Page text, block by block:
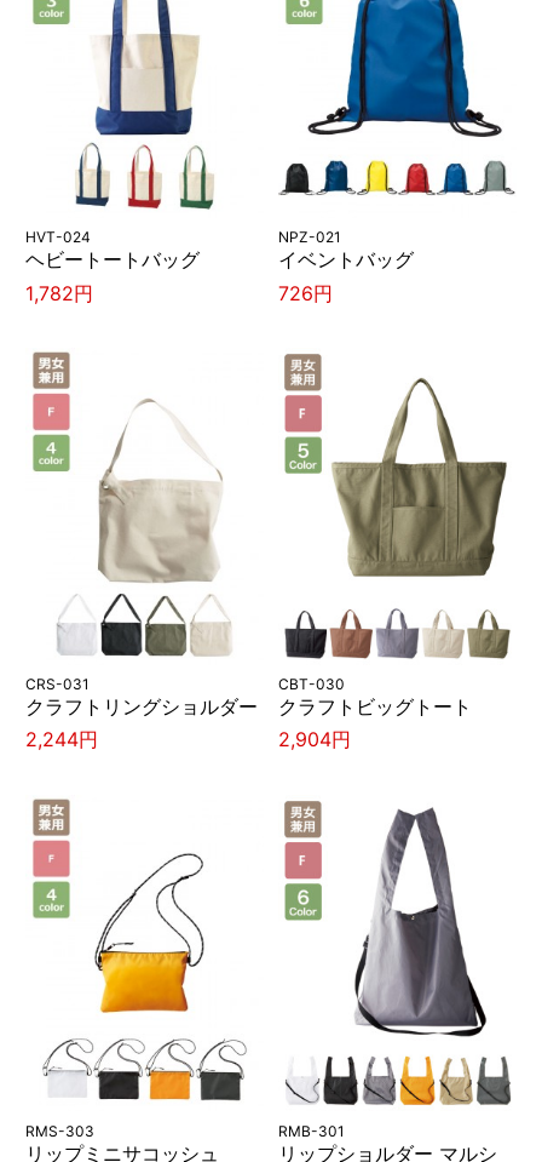
HVT-024
ヘビートートバッグ
1,782円
NPZ-021
イベントバッグ
726円
CRS-031
クラフトリングショルダー
2,244円
CBT-030
クラフトビッグトート
2,904円
RMS-303
リップミニサコッシュ
RMB-301
リップショルダー マルシ